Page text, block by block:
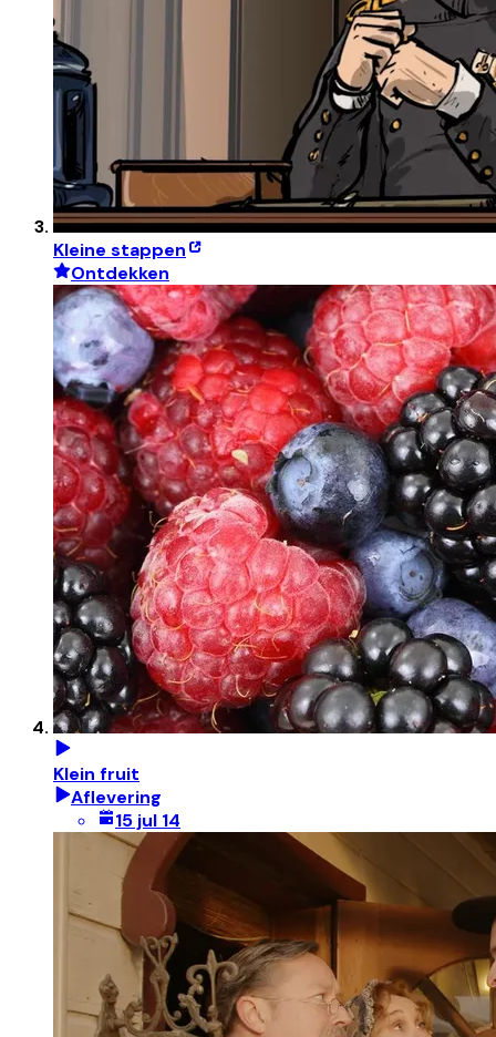
Kleine stappen
Ontdekken
Klein fruit
Aflevering
15 jul 14